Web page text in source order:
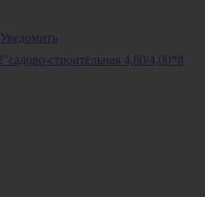
Уведомить